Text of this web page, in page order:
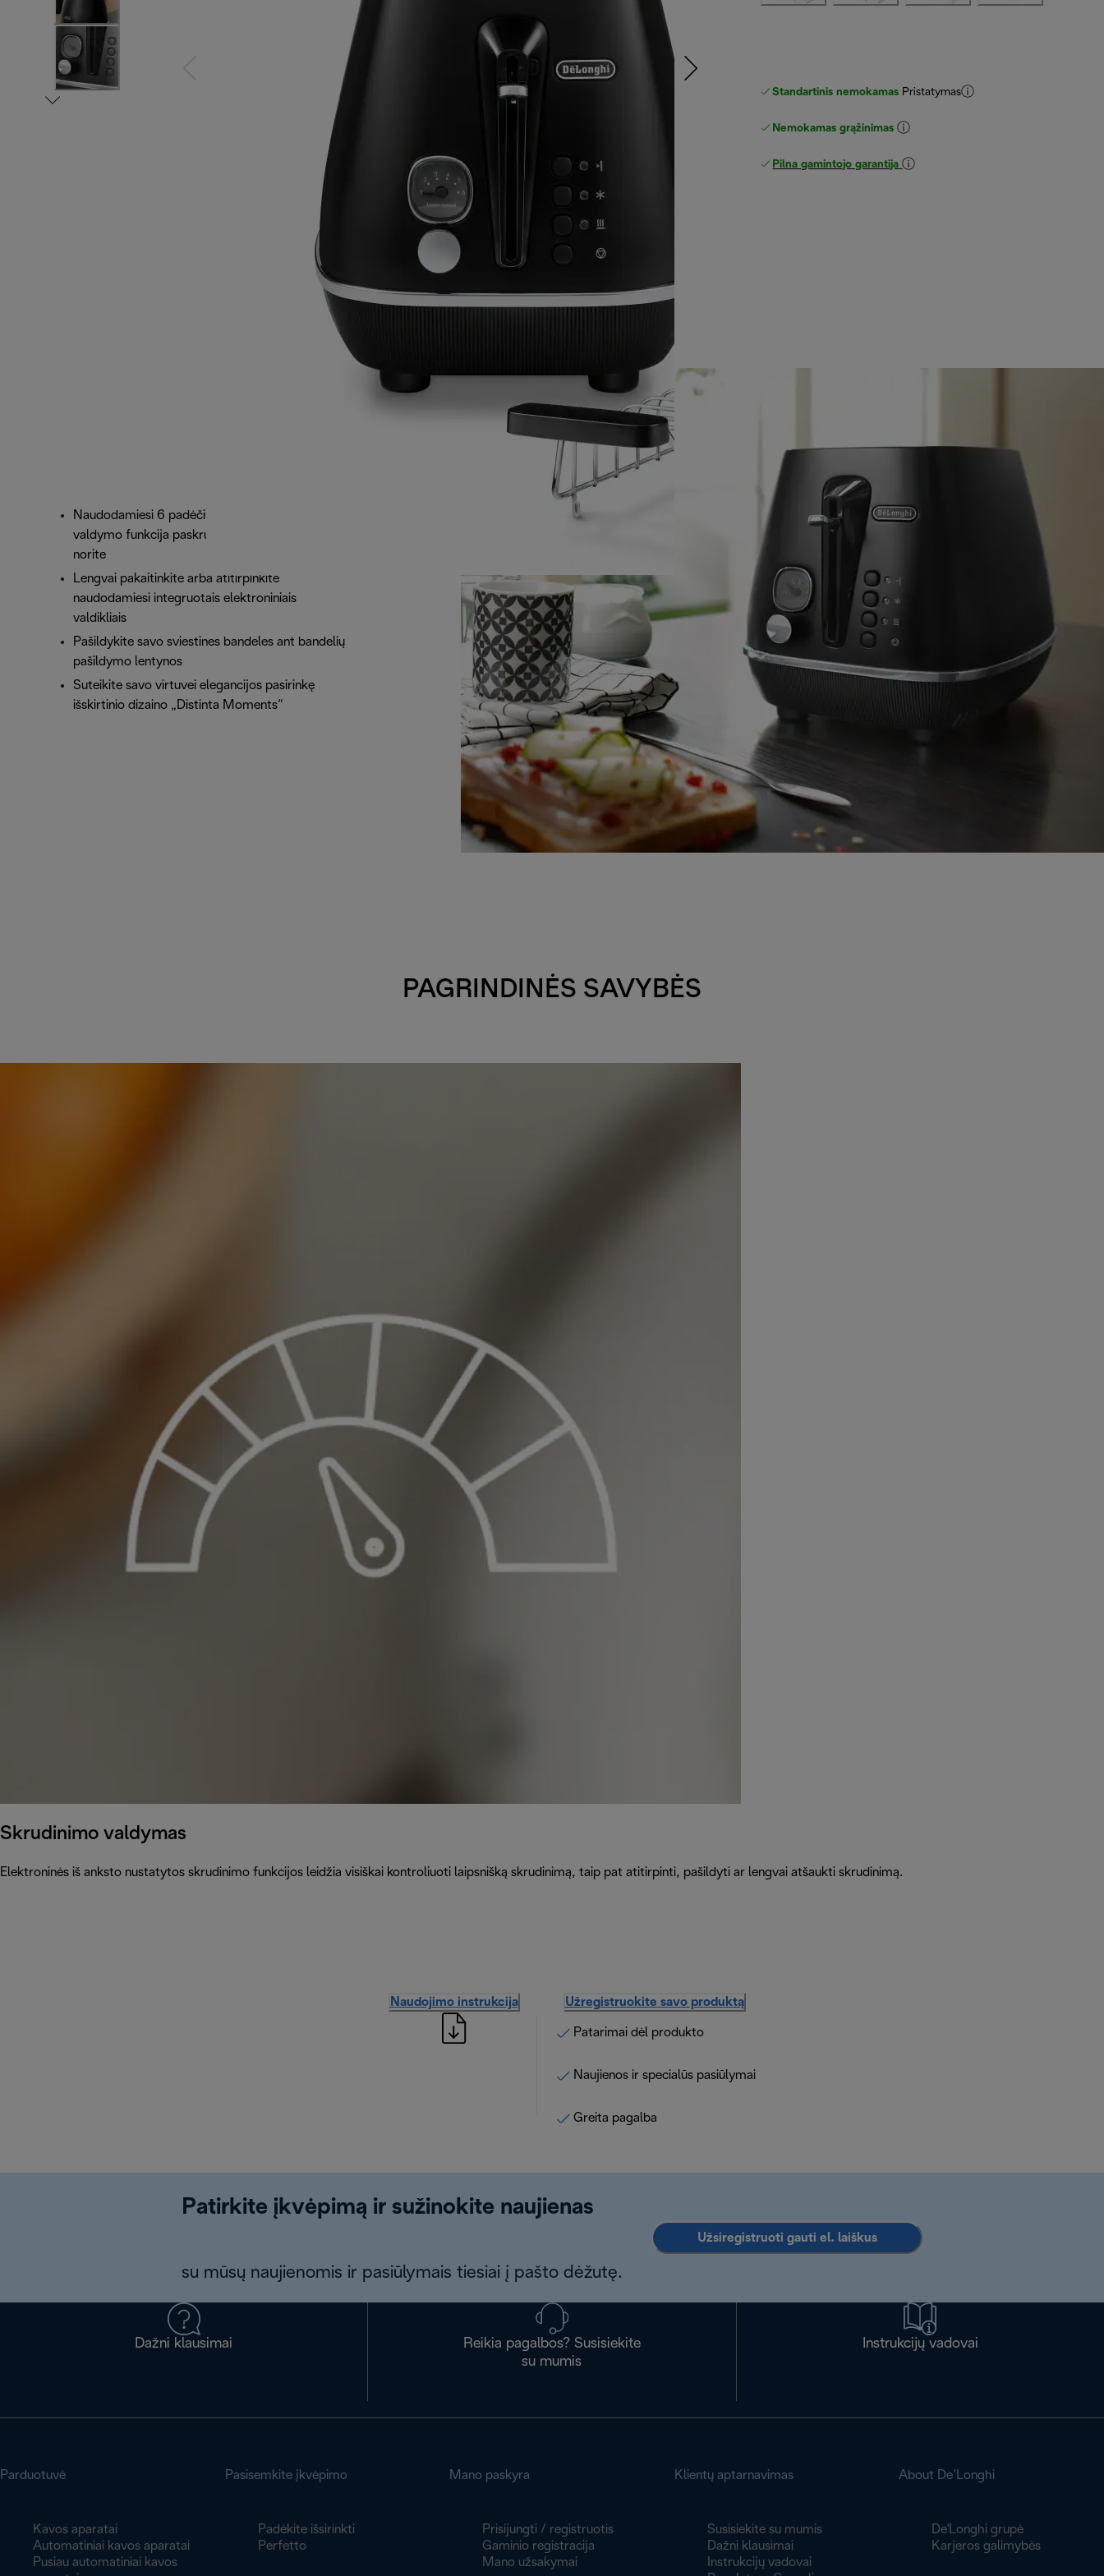
Standartinis nemokamas Pristatymas
Nemokamas grąžinimas
Pilna gamintojo garantija
Naudodamiesi 6 padėčių laipsniško skrudinimo
valdymo funkcija paskrudinsite duoną taip, kaip
norite
Lengvai pakaitinkite arba atitirpinkite
naudodamiesi integruotais elektroniniais
valdikliais
Pašildykite savo sviestines bandeles ant bandelių
pašildymo lentynos
Suteikite savo virtuvei elegancijos pasirinkę
išskirtinio dizaino „Distinta Moments“
PAGRINDINĖS SAVYBĖS
Skrudinimo valdymas
Elektroninės iš anksto nustatytos skrudinimo funkcijos leidžia visiškai kontroliuoti laipsnišką skrudinimą, taip pat atitirpinti, pašildyti ar lengvai atšaukti skrudinimą.
Naudojimo instrukcija Užregistruokite savo produktą
Patarimai dėl produkto
Naujienos ir specialūs pasiūlymai
Greita pagalba
Patirkite įkvėpimą ir sužinokite naujienas
su mūsų naujienomis ir pasiūlymais tiesiai į pašto dėžutę.
Užsiregistruoti gauti el. laiškus
Dažni klausimai
Reikia pagalbos? Susisiekite
su mumis
Instrukcijų vadovai
Parduotuvė
Kavos aparatai
Automatiniai kavos aparatai
Pusiau automatiniai kavos
Pasisemkite įkvėpimo
Padėkite išsirinkti
Perfetto
Mano paskyra
Prisijungti / registruotis
Gaminio registracija
Mano užsakymai
Klientų aptarnavimas
Susisiekite su mumis
Dažni klausimai
Instrukcijų vadovai
About De’Longhi
De'Longhi grupė
Karjeros galimybės